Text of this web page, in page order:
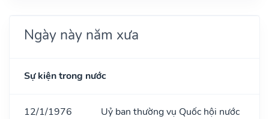
Ngày này năm xưa
Sự kiện trong nước
12/1/1976
Uỷ ban thường vụ Quốc hội nước